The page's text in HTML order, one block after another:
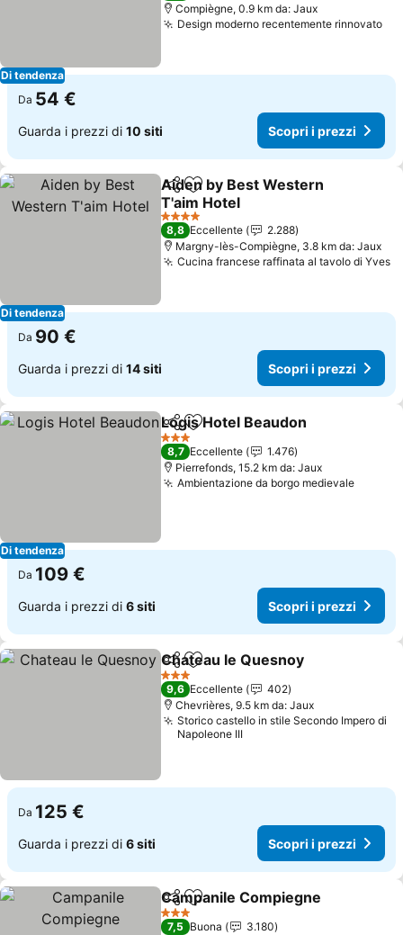
Di tendenza
Compiègne, 0.9 km da: Jaux
Design moderno recentemente rinnovato
Da 54 €
Guarda i prezzi di 10 siti Scopri i prezzi
Di tendenza
CondividiAggiungi ai preferiti
Aiden by Best Western
T'aim Hotel
Scopri i prezzi
4 Stelle
8,8 Eccellente
2.288
Margny-lès-Compiègne, 3.8 km da: Jaux
Cucina francese raffinata al tavolo di Yves
Da 90 €
Guarda i prezzi di 14 siti Scopri i prezzi
Di tendenza
CondividiAggiungi ai preferiti
Logis Hotel Beaudon
3 Stelle
8,7 Eccellente
1.476
Pierrefonds, 15.2 km da: Jaux
Ambientazione da borgo medievaleScopri
Da 109 €
Guarda i prezzi di 6 siti Scopri i prezzi
CondividiAggiungi ai preferiti
Chateau le Quesnoy
3 Stelle
9,6 Eccellente
402
Chevrières, 9.5 km da: Jaux
Storico castello in stile Secondo Impero di
Napoleone III
Da 125 €
Guarda i prezzi di 6 siti Scopri i prezzi
CondividiAggiungi ai preferiti
Campanile Compiegne
3 Stelle
7,5 Buona
3.180